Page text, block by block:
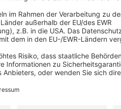
Anforderungen gesetzt. Das
bei. Bei der Planung, Prüfung
Bereichen findet der
Arbeitshilfen sowie